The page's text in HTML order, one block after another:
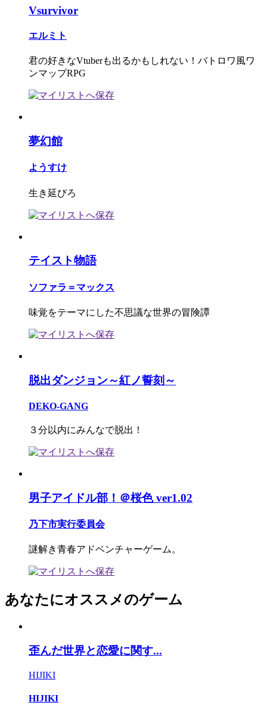
Vsurvivor
エルミト
君の好きなVtuberも出るかもしれない！バトロワ風ワ
ンマップRPG
夢幻館
ようすけ
生き延びろ
テイスト物語
ソファラ＝マックス
味覚をテーマにした不思議な世界の冒険譚
脱出ダンジョン～紅ノ誓刻～
DEKO-GANG
３分以内にみんなで脱出！
男子アイドル部！＠桜色 ver1.02
乃下市実行委員会
謎解き青春アドベンチャーゲーム。
あなたにオススメのゲーム
歪んだ世界と恋愛に関す...
HIJIKI
HIJIKI